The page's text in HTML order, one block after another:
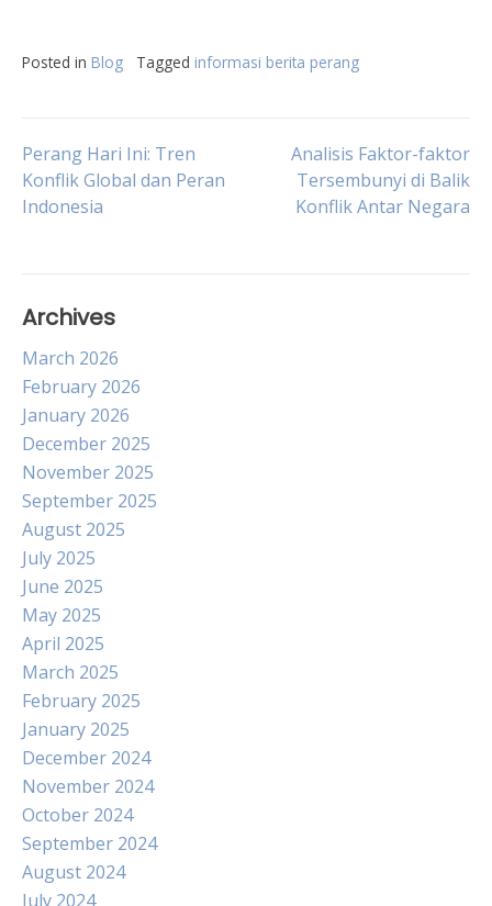
Posted in Blog Tagged informasi berita perang
Post
navigation
Perang Hari Ini: Tren
Konflik Global dan Peran
Indonesia
Analisis Faktor-faktor
Tersembunyi di Balik
Konflik Antar Negara
Archives
March 2026
February 2026
January 2026
December 2025
November 2025
September 2025
August 2025
July 2025
June 2025
May 2025
April 2025
March 2025
February 2025
January 2025
December 2024
November 2024
October 2024
September 2024
August 2024
July 2024